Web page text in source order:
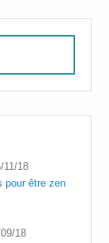
11/18
pour être zen
18